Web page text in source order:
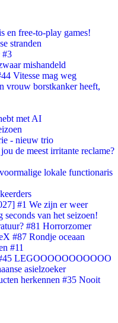
en free-to-play games!
stranden
#3
mishandeld
Vitesse mag weg
vrouw borstkanker heeft,
met AI
- nieuw trio
de meest irritante reclame?
lokale functionaris
#1 We zijn er weer
van het seizoen!
#81 Horrorzomer
#87 Rondje oceaan
#11
LEGOOOOOOOOOOO
asielzoeker
herkennen #35 Nooit